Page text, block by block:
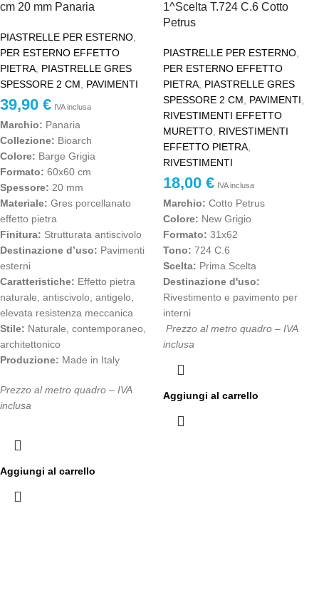
cm 20 mm Panaria
PIASTRELLE PER ESTERNO
PER ESTERNO EFFETTO
PIETRA PIASTRELLE GRES
SPESSORE 2 CM
PAVIMENTI
39,90 € IVA inclusa
Marchio: Panaria
Collezione: Bioarch
Colore: Barge Grigia
Formato: 60x60 cm
Spessore: 20 mm
Materiale: Gres porcellanato
effetto pietra
Finitura: Strutturata antiscivolo
Destinazione d’uso: Pavimenti
esterni
Caratteristiche: Effetto pietra
naturale, antiscivolo, antigelo,
elevata resistenza meccanica
Stile: Naturale, contemporaneo,
architettonico
Produzione: Made in Italy
Prezzo al metro quadro – IVA
inclusa
Aggiungi al carrello
1^Scelta T.724 C.6 Cotto
Petrus
PIASTRELLE PER ESTERNO
PER ESTERNO EFFETTO
PIETRA PIASTRELLE GRES
SPESSORE 2 CM
PAVIMENTI
RIVESTIMENTI EFFETTO
MURETTO RIVESTIMENTI
EFFETTO PIETRA
RIVESTIMENTI
18,00 € IVA inclusa
Marchio: Cotto Petrus
Colore: New Grigio
Formato: 31x62
Tono: 724 C.6
Scelta: Prima Scelta
Destinazione d'uso:
Rivestimento e pavimento per
interni
Prezzo al metro quadro – IVA
inclusa
Aggiungi al carrello